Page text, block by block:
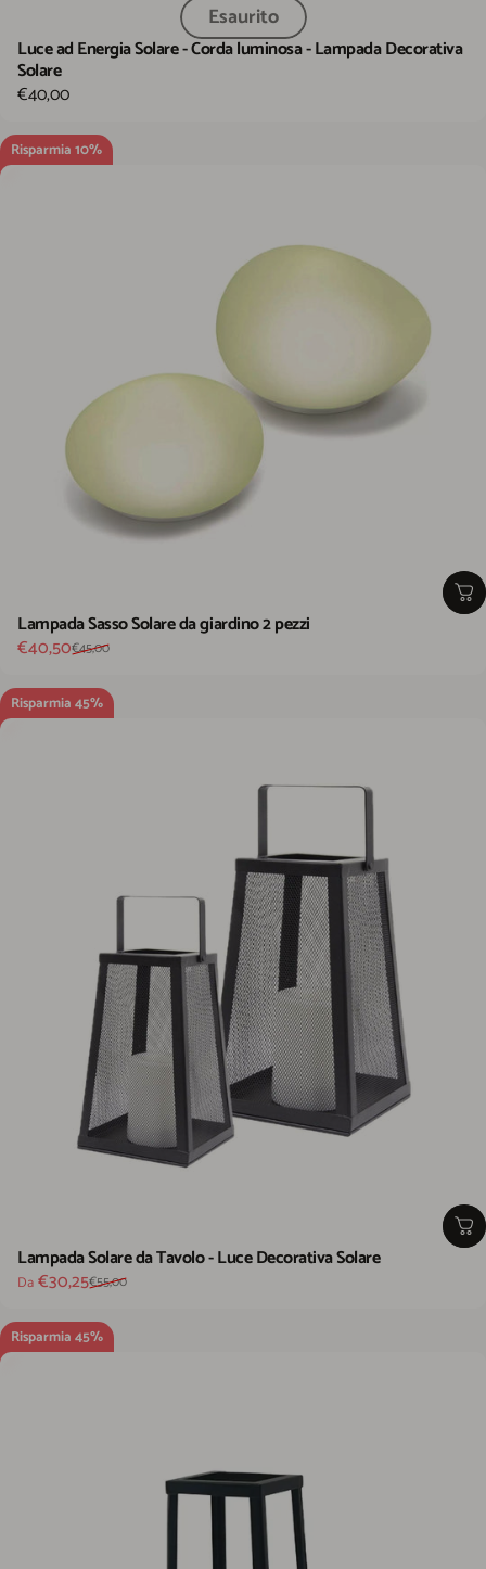
Esaurito
Luce ad Energia Solare - Corda luminosa - Lampada Decorativa
Solare
€40,00
Risparmia 10%
Lampada Sasso Solare da giardino 2 pezzi
Prezzo scontato
€40,50
Prezzo di listino
€45,00
Risparmia 45%
Lampada Solare da Tavolo - Luce Decorativa Solare
Prezzo scontato
Da€30,25
Prezzo di listino
€55,00
Risparmia 45%